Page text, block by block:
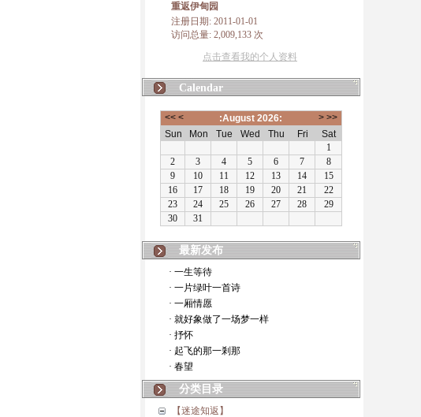
重返伊甸园
注册日期: 2011-01-01
访问总量: 2,009,133 次
点击查看我的个人资料
Calendar
最新发布
· 一生等待
· 一片绿叶一首诗
· 一厢情愿
· 就好象做了一场梦一样
· 抒怀
· 起飞的那一剎那
· 春望
分类目录
【迷途知返】